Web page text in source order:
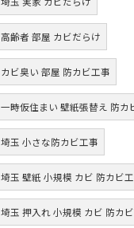
高齢者 部屋 カビだらけ
カビ臭い 部屋 防カビ工事
一時仮住まい 壁紙張替え 防カ
埼玉 小さな防カビ工事
埼玉 壁紙 小規模 カビ 防カビ
埼玉 押入れ 小規模 カビ 防カビ